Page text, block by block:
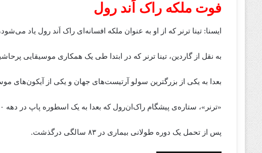
فوت ملکه راک اَند رول
ایسنا: تینا ترنر که از او به عنوان ملکه افسانه‌ای راک اَند رول یاد می‌شود، در ۸۳ سالگی
به نقل از گاردین، تینا ترنر که در ابتدا طی یک همکاری موسیقایی
بعدا به یکی از بزرگترین سولو آرتیست‌های جهان و یکی از آیکون‌های موسیقی پاپ دهه
«ترنر»، ستاره‌ی پیشگام راک‌ان‌رول که بعدا به یک اسطوره پاپ در دهه ۱۹۸۰ میلادی بدل گشت،
پس از تحمل یک دوره طولانی بیماری در ۸۳ سالگی درگذشت.